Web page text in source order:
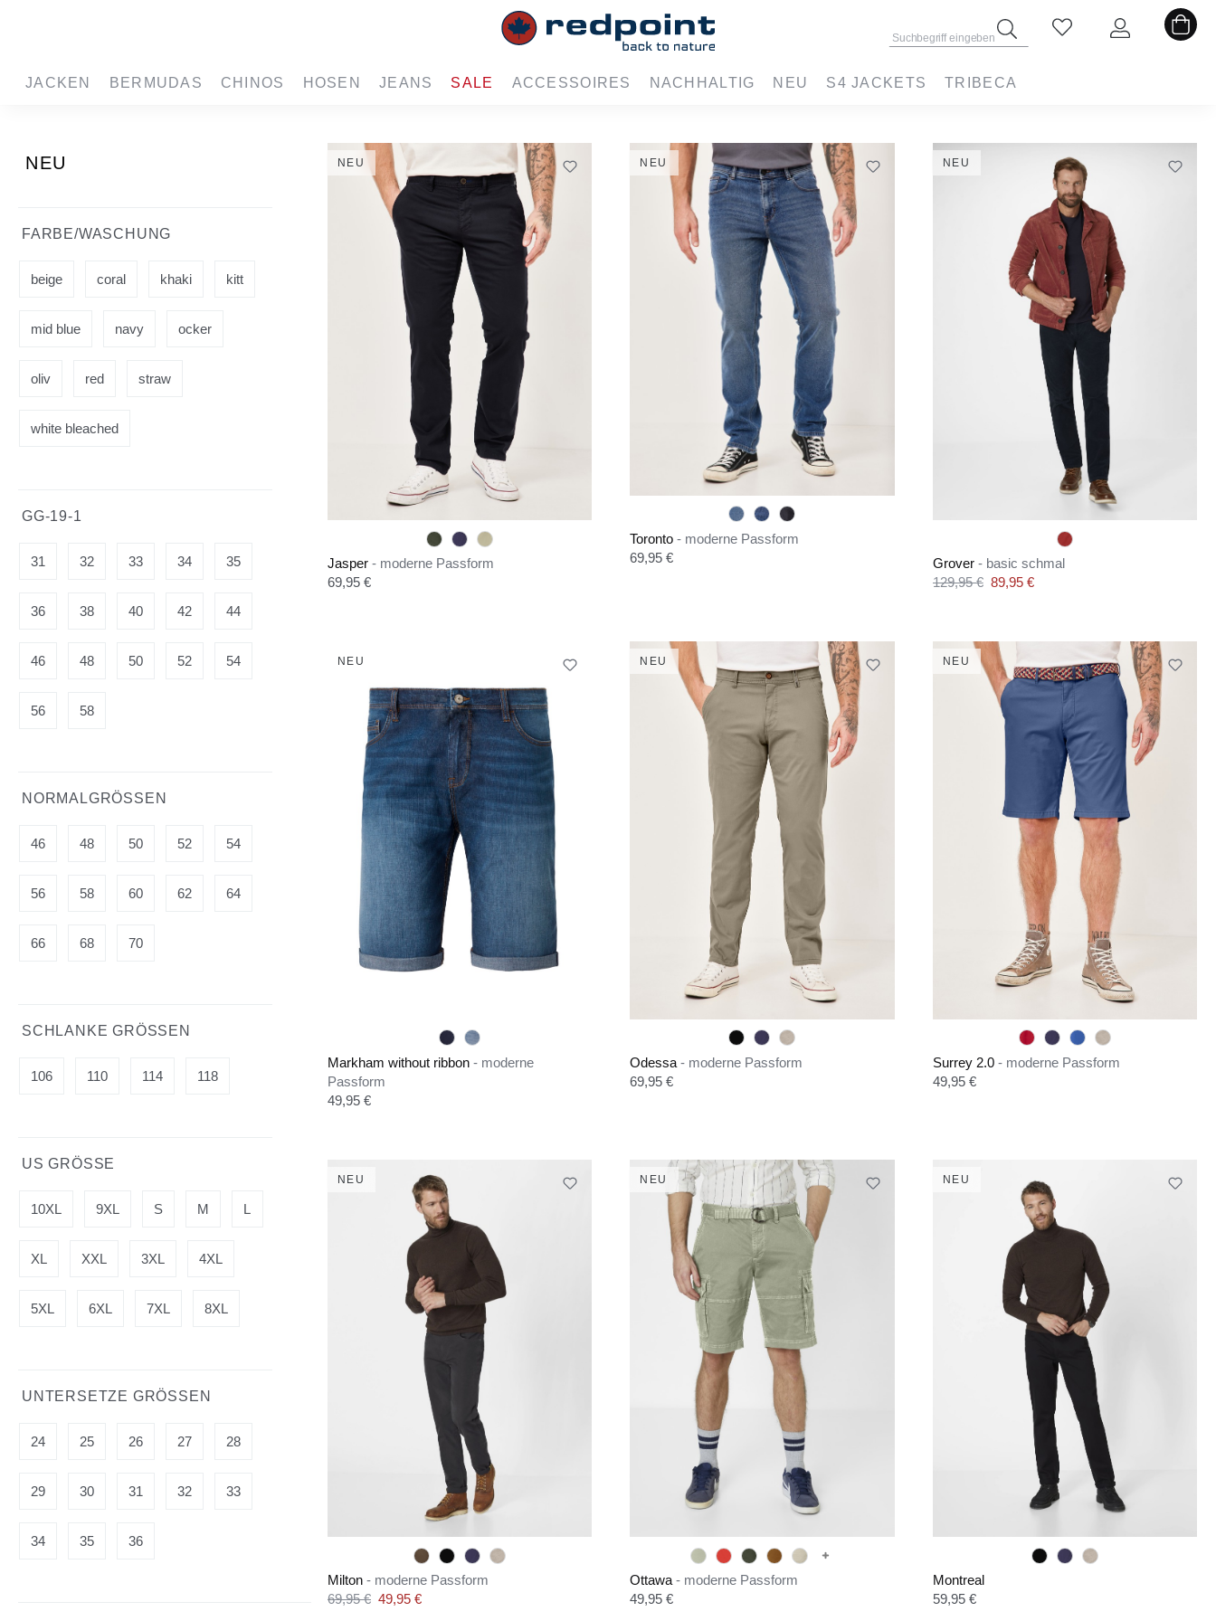
JACKEN BERMUDAS CHINOS HOSEN JEANS SALE ACCESSOIRES NACHHALTIG NEU S4 JACKETS TRIBECA
NEU
FARBE/WASCHUNG
beige coral khaki kitt
mid blue navy ocker
oliv red straw
white bleached
GG-19-1
31 32 33 34 35
36 38 40 42 44
46 48 50 52 54
56 58
NORMALGRÖSSEN
46 48 50 52 54
56 58 60 62 64
66 68 70
SCHLANKE GRÖSSEN
106 110 114 118
US GRÖSSE
10XL 9XL S M L
XL XXL 3XL 4XL
5XL 6XL 7XL 8XL
UNTERSETZE GRÖSSEN
24 25 26 27 28
29 30 31 32 33
34 35 36
NEU
Jasper - moderne Passform
Regulärer Preis:
69,95 €
NEU
Toronto- moderne Passform
Regulärer Preis:
69,95 €
NEU
Grover - basic schmal
Verkaufspreis:
89,95 €
Regulärer Preis:
129,95 €
NEU
Markham without ribbon - moderne
Passform
Regulärer Preis:
49,95 €
NEU
Odessa- moderne Passform
Regulärer Preis:
69,95 €
NEU
Surrey 2.0 - moderne Passform
Regulärer Preis:
49,95 €
NEU
Milton - moderne Passform
Verkaufspreis:
49,95 €
Regulärer Preis:
69,95 €
NEU
Ottawa- moderne Passform
Regulärer Preis:
49,95 €
NEU
Montreal
Regulärer Preis:
59,95 €